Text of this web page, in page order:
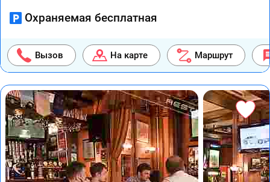
Охраняемая бесплатная
Вызов На карте Маршрут